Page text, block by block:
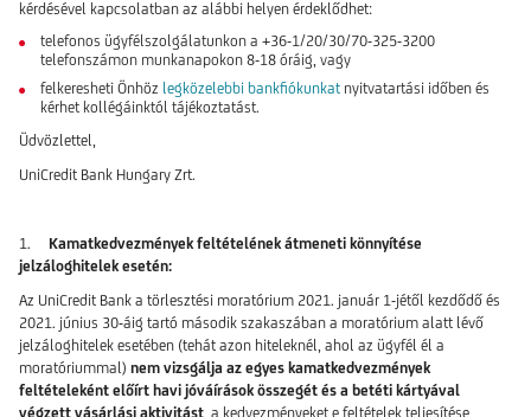
kérdésével kapcsolatban az alábbi helyen érdeklődhet:
telefonos ügyfélszolgálatunkon a +36-1/20/30/70-325-3200
telefonszámon munkanapokon 8-18 óráig, vagy
felkeresheti Önhöz legközelebbi bankfiókunkat nyitvatartási időben és
kérhet kollégáinktól tájékoztatást.
Üdvözlettel,
UniCredit Bank Hungary Zrt.
1. Kamatkedvezmények feltételének átmeneti könnyítése
jelzáloghitelek esetén:
Az UniCredit Bank a törlesztési moratórium 2021. január 1-jétől kezdődő és
2021. június 30-áig tartó második szakaszában a moratórium alatt lévő
jelzáloghitelek esetében (tehát azon hiteleknél, ahol az ügyfél él a
moratóriummal) nem vizsgálja az egyes kamatkedvezmények
feltételeként előírt havi jóváírások összegét és a betéti kártyával
végzett vásárlási aktivitást, a kedvezményeket e feltételek teljesítése